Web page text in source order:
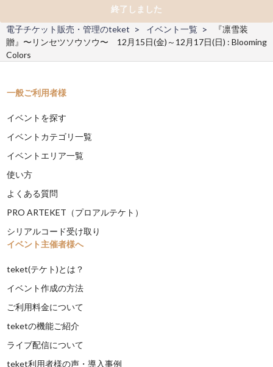
終了しました
電子チケット販売・管理のteket
イベント一覧
『凛雪装
贈』〜リンセツソウソウ〜 12月15日(金)～12月17日(日) : Blooming
Colors
一般ご利用者様
イベントを探す
イベントカテゴリ一覧
イベントエリア一覧
使い方
よくある質問
PRO ARTEKET（プロアルテケト）
シリアルコード受け取り
イベント主催者様へ
teket(テケト)とは？
イベント作成の方法
ご利用料金について
teketの機能ご紹介
ライブ配信について
teket利用者様の声・導入事例